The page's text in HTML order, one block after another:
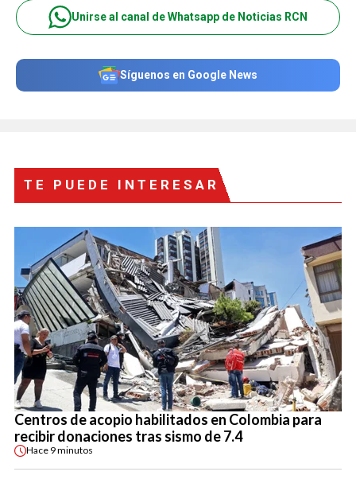
Unirse al canal de Whatsapp de Noticias RCN
Síguenos en Google News
TE PUEDE INTERESAR
Centros de acopio habilitados en Colombia para
recibir donaciones tras sismo de 7.4
Hace 9 minutos